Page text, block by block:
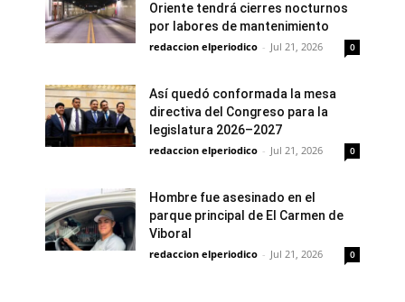
Oriente tendrá cierres nocturnos
por labores de mantenimiento
redaccion elperiodico - Jul 21, 2026 0
Así quedó conformada la mesa
directiva del Congreso para la
legislatura 2026–2027
redaccion elperiodico - Jul 21, 2026 0
Hombre fue asesinado en el
parque principal de El Carmen de
Viboral
redaccion elperiodico - Jul 21, 2026 0